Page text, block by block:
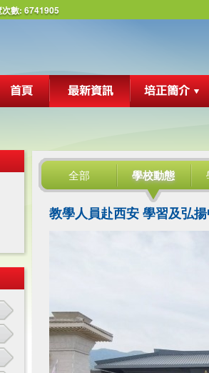
數: 6741905
全部 學校動態
教學人員赴西安 學習及弘